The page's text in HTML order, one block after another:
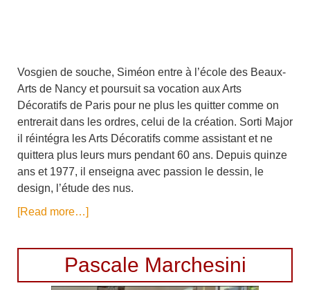
Vosgien de souche, Siméon entre à l’école des Beaux-
Arts de Nancy et poursuit sa vocation aux Arts
Décoratifs de Paris pour ne plus les quitter comme on
entrerait dans les ordres, celui de la création. Sorti Major
il réintégra les Arts Décoratifs comme assistant et ne
quittera plus leurs murs pendant 60 ans. Depuis quinze
ans et 1977, il enseigna avec passion le dessin, le
design, l’étude des nus.
[Read more…]
Pascale Marchesini